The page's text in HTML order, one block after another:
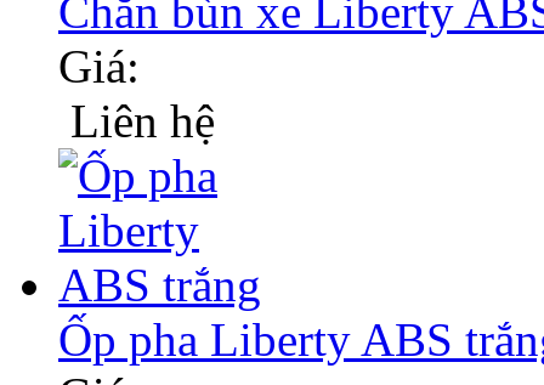
Chắn bùn xe Liberty
Giá:
Liên hệ
Ốp pha Liberty ABS